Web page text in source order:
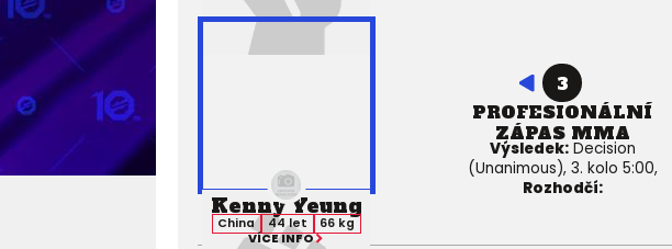
Kenny Yeung
China 44 let
66 kg
VÍCE INFO
3
PROFESIONÁLNÍ
ZÁPAS MMA
Výsledek:Decision
(Unanimous), 3. kolo 5:00,
Rozhodčí: